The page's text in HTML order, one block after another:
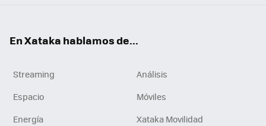
En Xataka hablamos de...
Streaming
Análisis
Espacio
Móviles
Energía
Xataka Movilidad